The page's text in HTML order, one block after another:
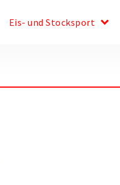
Eis- und Stocksport keyboard_arrow_down